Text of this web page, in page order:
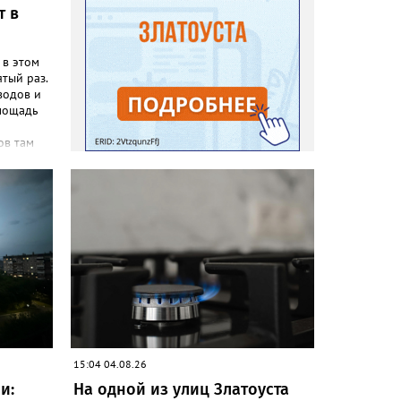
в
этом
раз.
и
там
на
той же
И
15:04 04.08.26
На одной из улиц Златоуста